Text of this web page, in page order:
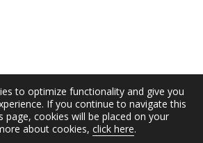
to optimize functionality and give you
If you continue to navigate this
page, cookies will be placed on your
about cookies, click here.